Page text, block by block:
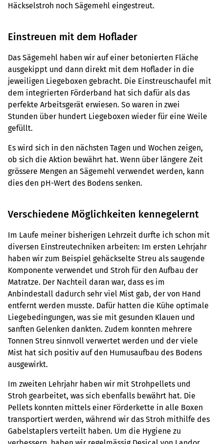
Häckselstroh noch Sägemehl eingestreut.
Einstreuen mit dem Hoflader
Das Sägemehl haben wir auf einer betonierten Fläche
ausgekippt und dann direkt mit dem Hoflader in die
jeweiligen Liegeboxen gebracht. Die Einstreuschaufel mit
dem integrierten Förderband hat sich dafür als das
perfekte Arbeitsgerät erwiesen. So waren in zwei
Stunden über hundert Liegeboxen wieder für eine Weile
gefüllt.
Es wird sich in den nächsten Tagen und Wochen zeigen,
ob sich die Aktion bewährt hat. Wenn über längere Zeit
grössere Mengen an Sägemehl verwendet werden, kann
dies den pH-Wert des Bodens senken.
Verschiedene Möglichkeiten kennegelernt
Im Laufe meiner bisherigen Lehrzeit durfte ich schon mit
diversen Einstreutechniken arbeiten: Im ersten Lehrjahr
haben wir zum Beispiel gehäckselte Streu als saugende
Komponente verwendet und Stroh für den Aufbau der
Matratze. Der Nachteil daran war, dass es im
Anbindestall dadurch sehr viel Mist gab, der von Hand
entfernt werden musste. Dafür hatten die Kühe optimale
Liegebedingungen, was sie mit gesunden Klauen und
sanften Gelenken dankten. Zudem konnten mehrere
Tonnen Streu sinnvoll verwertet werden und der viele
Mist hat sich positiv auf den Humusaufbau des Bodens
ausgewirkt.
Im zweiten Lehrjahr haben wir mit Strohpellets und
Stroh gearbeitet, was sich ebenfalls bewährt hat. Die
Pellets konnten mittels einer Förderkette in alle Boxen
transportiert werden, während wir das Stroh mithilfe des
Gabelstaplers verteilt haben. Um die Hygiene zu